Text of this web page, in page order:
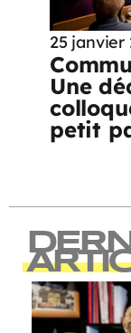
25 janvier
Une
petit